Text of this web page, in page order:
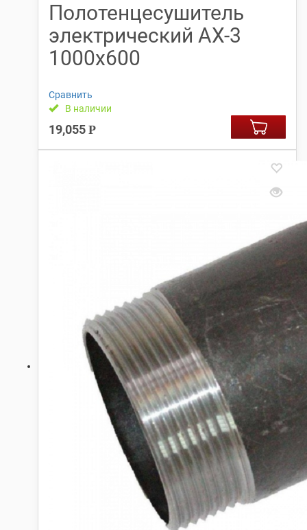
Полотенцесушитель
электрический АX-3
1000х600
Сравнить
В наличии
19,055 Р